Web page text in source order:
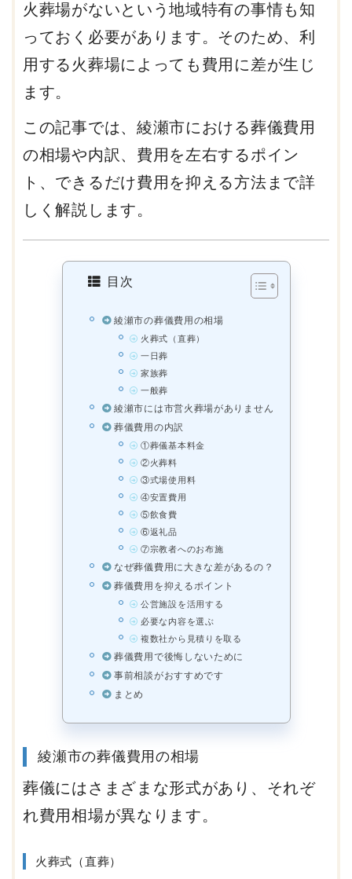
火葬場がないという地域特有の事情も知
っておく必要があります。そのため、利
用する火葬場によっても費用に差が生じ
ます。
この記事では、綾瀬市における葬儀費用
の相場や内訳、費用を左右するポイン
ト、できるだけ費用を抑える方法まで詳
しく解説します。
目次
綾瀬市の葬儀費用の相場
火葬式（直葬）
一日葬
家族葬
一般葬
綾瀬市には市営火葬場がありません
葬儀費用の内訳
①葬儀基本料金
②火葬料
③式場使用料
④安置費用
⑤飲食費
⑥返礼品
⑦宗教者へのお布施
なぜ葬儀費用に大きな差があるの？
葬儀費用を抑えるポイント
公営施設を活用する
必要な内容を選ぶ
複数社から見積りを取る
葬儀費用で後悔しないために
事前相談がおすすめです
まとめ
綾瀬市の葬儀費用の相場
葬儀にはさまざまな形式があり、それぞ
れ費用相場が異なります。
火葬式（直葬）